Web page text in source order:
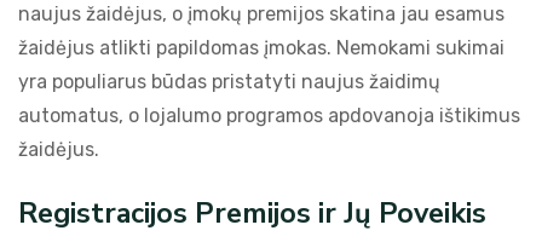
naujus žaidėjus, o įmokų premijos skatina jau esamus
žaidėjus atlikti papildomas įmokas. Nemokami sukimai
yra populiarus būdas pristatyti naujus žaidimų
automatus, o lojalumo programos apdovanoja ištikimus
žaidėjus.
Registracijos Premijos ir Jų Poveikis